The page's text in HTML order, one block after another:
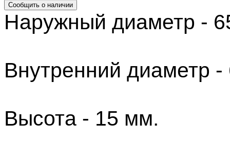
Наружный диаметр -
Внутренний диаметр
Высота - 15 мм.